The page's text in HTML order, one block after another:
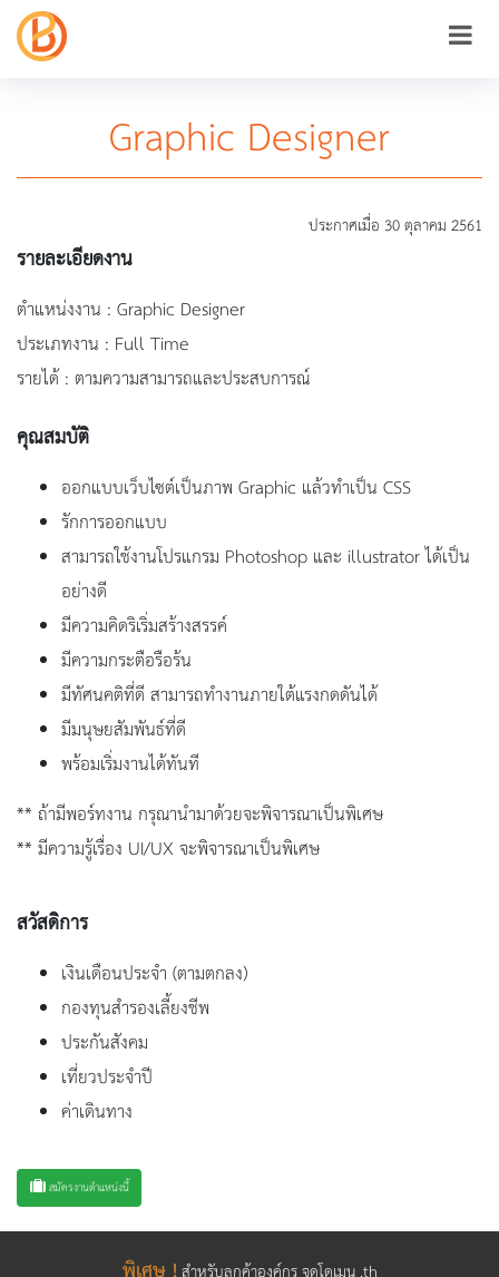
Graphic Designer
ประกาศเมื่อ 30 ตุลาคม 2561
รายละเอียดงาน
ตำแหน่งงาน : Graphic Designer
ประเภทงาน : Full Time
รายได้ : ตามความสามารถและประสบการณ์
คุณสมบัติ
ออกแบบเว็บไซต์เป็นภาพ Graphic แล้วทำเป็น CSS
รักการออกแบบ
สามารถใช้งานโปรแกรม Photoshop และ illustrator ได้เป็น
อย่างดี
มีความคิดริเริ่มสร้างสรรค์
มีความกระตือรือร้น
มีทัศนคติที่ดี สามารถทำงานภายใต้แรงกดดันได้
มีมนุษยสัมพันธ์ที่ดี
พร้อมเริ่มงานได้ทันที
** ถ้ามีพอร์ทงาน กรุณานำมาด้วยจะพิจารณาเป็นพิเศษ
** มีความรู้เรื่อง UI/UX จะพิจารณาเป็นพิเศษ
สวัสดิการ
เงินเดือนประจำ (ตามตกลง)
กองทุนสำรองเลี้ยงชีพ
ประกันสังคม
เที่ยวประจำปี
ค่าเดินทาง
สมัครงานตำแหน่งนี้
พิเศษ !